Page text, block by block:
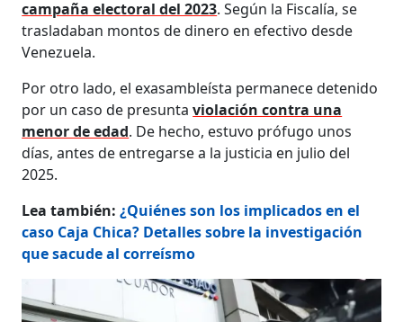
campaña electoral del 2023. Según la Fiscalía, se
trasladaban montos de dinero en efectivo desde
Venezuela.
Por otro lado, el exasambleísta permanece detenido
por un caso de presuntaviolación contra una
menor de edad. De hecho, estuvo prófugo unos
días, antes de entregarse a la justicia en julio del
2025.
Lea también:¿Quiénes son los implicados en el
caso Caja Chica? Detalles sobre la investigación
que sacude al correísmo